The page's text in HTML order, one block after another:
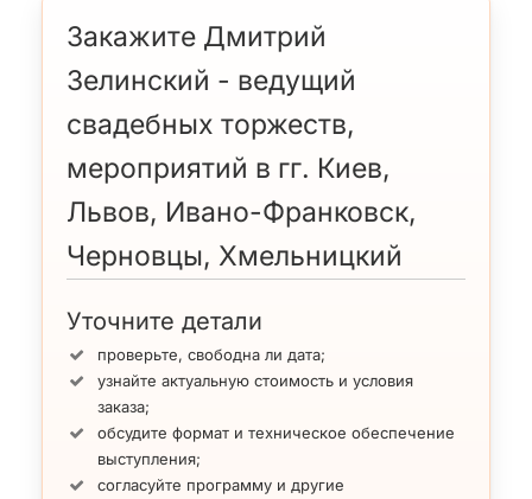
Закажите Дмитрий
Зелинский - ведущий
свадебных торжеств,
мероприятий в гг. Киев,
Львов, Ивано-Франковск,
Черновцы, Хмельницкий
Уточните детали
проверьте, свободна ли дата;
узнайте актуальную стоимость и условия
заказа;
обсудите формат и техническое обеспечение
выступления;
согласуйте программу и другие